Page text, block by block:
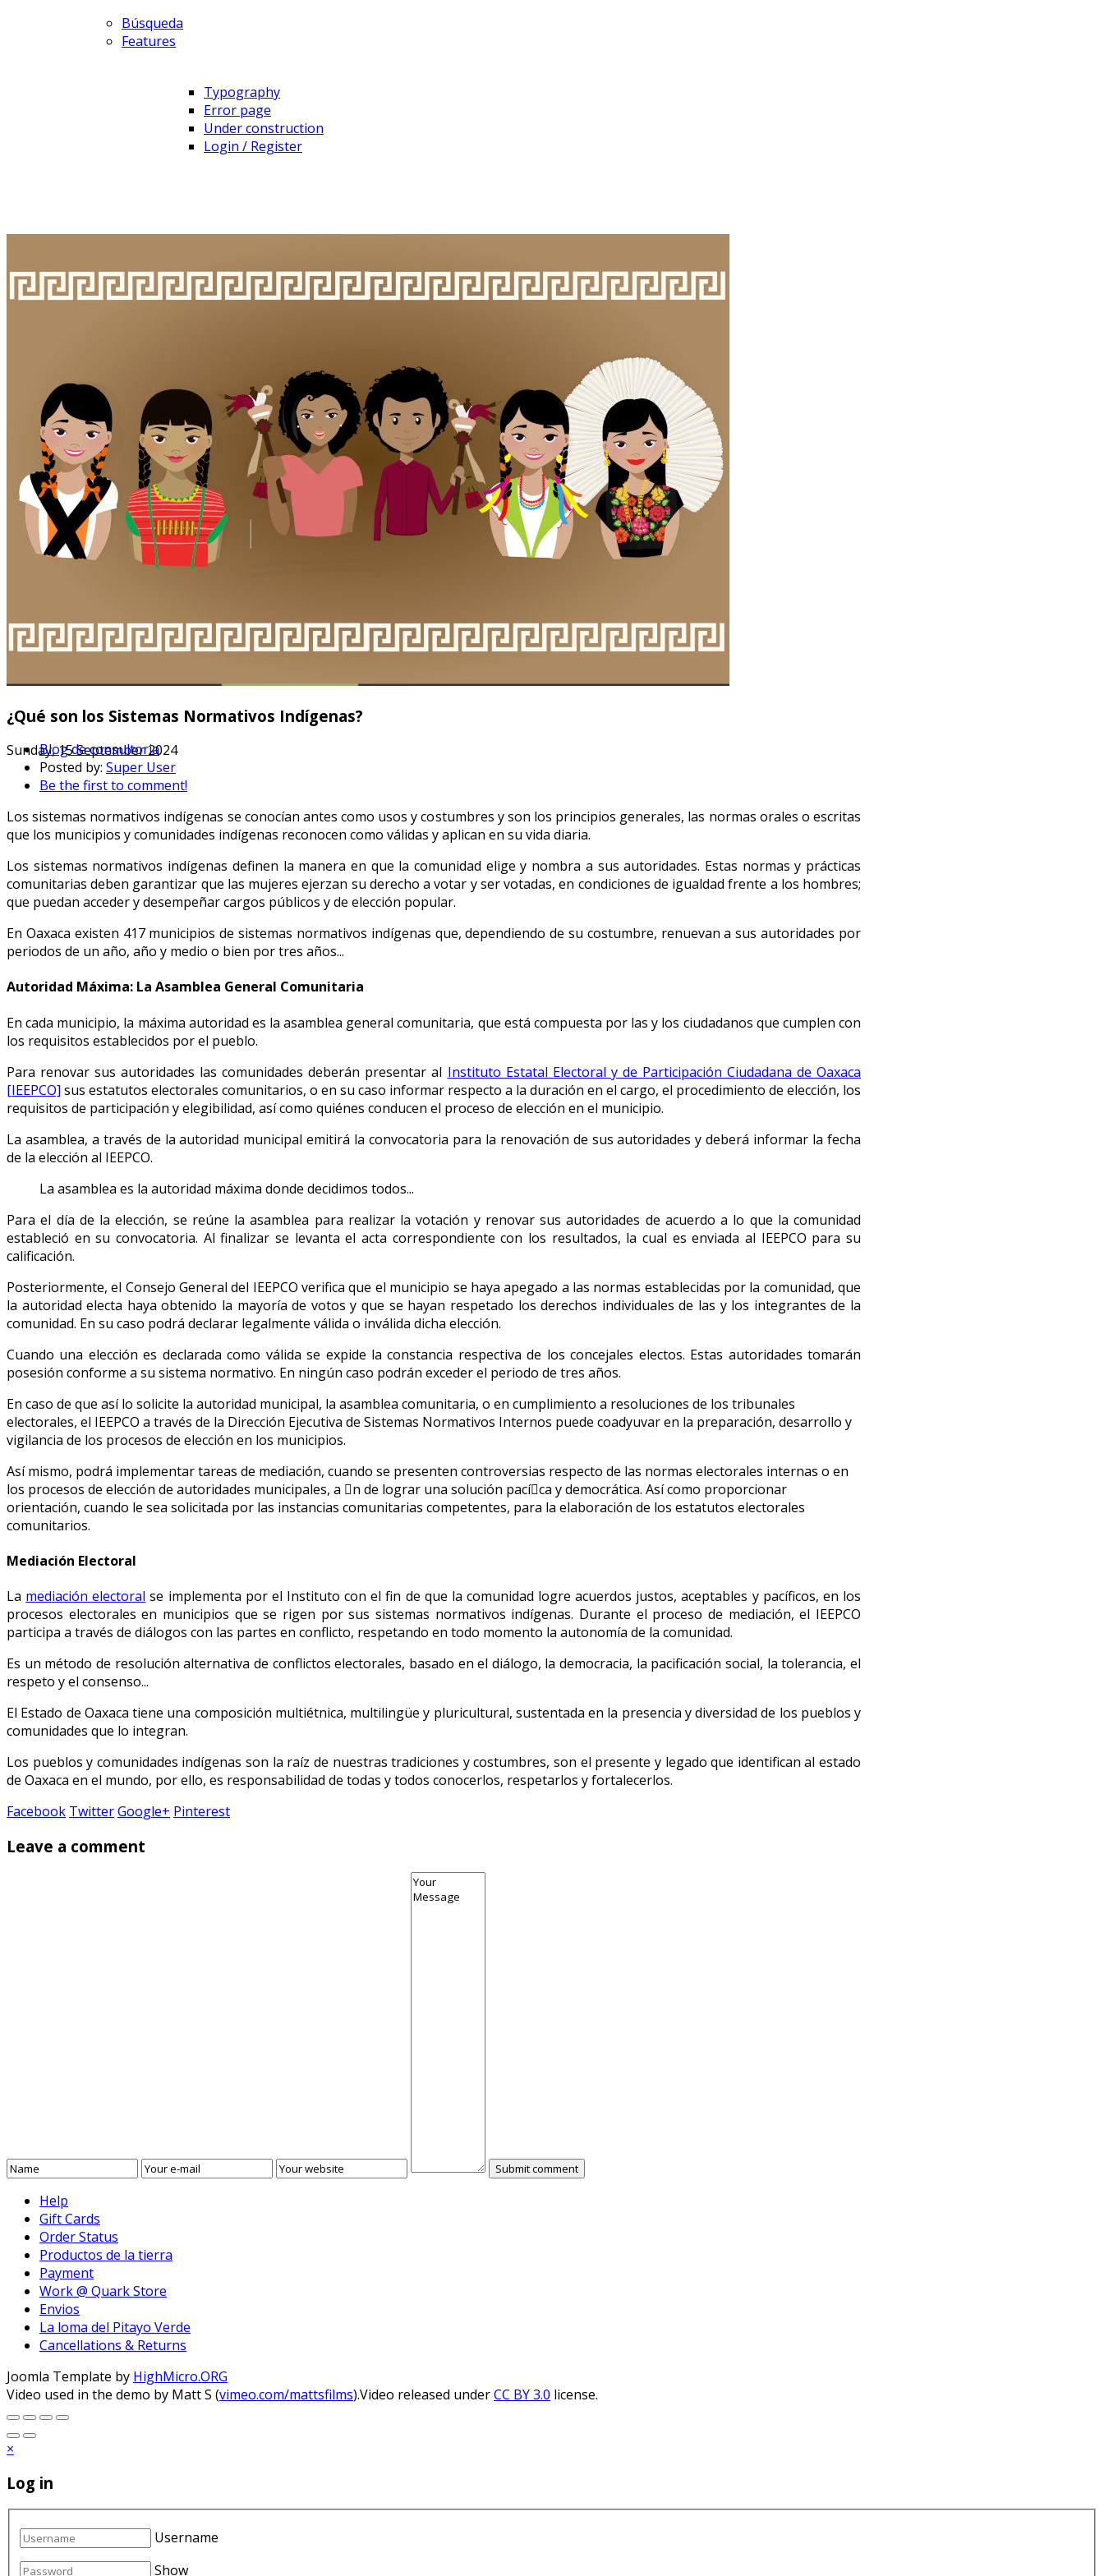
Búsqueda
Features
Typography
Error page
Under construction
Login / Register
¿Qué son los Sistemas Normativos Indígenas?
Sunday, 15 September 2024
Blog de consultoria
Posted by: Super User
Be the first to comment!
Los sistemas normativos indígenas se conocían antes como usos y costumbres y son los principios generales, las normas orales o escritas
que los municipios y comunidades indígenas reconocen como válidas y aplican en su vida diaria.
Los sistemas normativos indígenas definen la manera en que la comunidad elige y nombra a sus autoridades. Estas normas y prácticas
comunitarias deben garantizar que las mujeres ejerzan su derecho a votar y ser votadas, en condiciones de igualdad frente a los hombres;
que puedan acceder y desempeñar cargos públicos y de elección popular.
En Oaxaca existen 417 municipios de sistemas normativos indígenas que, dependiendo de su costumbre, renuevan a sus autoridades por
periodos de un año, año y medio o bien por tres años...
Autoridad Máxima: La Asamblea General Comunitaria
En cada municipio, la máxima autoridad es la asamblea general comunitaria, que está compuesta por las y los ciudadanos que cumplen con
los requisitos establecidos por el pueblo.
Para renovar sus autoridades las comunidades deberán presentar al Instituto Estatal Electoral y de Participación Ciudadana de Oaxaca
[IEEPCO] sus estatutos electorales comunitarios, o en su caso informar respecto a la duración en el cargo, el procedimiento de elección, los
requisitos de participación y elegibilidad, así como quiénes conducen el proceso de elección en el municipio.
La asamblea, a través de la autoridad municipal emitirá la convocatoria para la renovación de sus autoridades y deberá informar la fecha
de la elección al IEEPCO.
La asamblea es la autoridad máxima donde decidimos todos...
Para el día de la elección, se reúne la asamblea para realizar la votación y renovar sus autoridades de acuerdo a lo que la comunidad
estableció en su convocatoria. Al finalizar se levanta el acta correspondiente con los resultados, la cual es enviada al IEEPCO para su
calificación.
Posteriormente, el Consejo General del IEEPCO verifica que el municipio se haya apegado a las normas establecidas por la comunidad, que
la autoridad electa haya obtenido la mayoría de votos y que se hayan respetado los derechos individuales de las y los integrantes de la
comunidad. En su caso podrá declarar legalmente válida o inválida dicha elección.
Cuando una elección es declarada como válida se expide la constancia respectiva de los concejales electos. Estas autoridades tomarán
posesión conforme a su sistema normativo. En ningún caso podrán exceder el periodo de tres años.
En caso de que así lo solicite la autoridad municipal, la asamblea comunitaria, o en cumplimiento a resoluciones de los tribunales
electorales, el IEEPCO a través de la Dirección Ejecutiva de Sistemas Normativos Internos puede coadyuvar en la preparación, desarrollo y
vigilancia de los procesos de elección en los municipios.
Así mismo, podrá implementar tareas de mediación, cuando se presenten controversias respecto de las normas electorales internas o en
los procesos de elección de autoridades municipales, a n de lograr una solución pacíca y democrática. Así como proporcionar
orientación, cuando le sea solicitada por las instancias comunitarias competentes, para la elaboración de los estatutos electorales
comunitarios.
Mediación Electoral
La mediación electoral se implementa por el Instituto con el fin de que la comunidad logre acuerdos justos, aceptables y pacíficos, en los
procesos electorales en municipios que se rigen por sus sistemas normativos indígenas. Durante el proceso de mediación, el IEEPCO
participa a través de diálogos con las partes en conflicto, respetando en todo momento la autonomía de la comunidad.
Es un método de resolución alternativa de conflictos electorales, basado en el diálogo, la democracia, la pacificación social, la tolerancia, el
respeto y el consenso...
El Estado de Oaxaca tiene una composición multiétnica, multilingüe y pluricultural, sustentada en la presencia y diversidad de los pueblos y
comunidades que lo integran.
Los pueblos y comunidades indígenas son la raíz de nuestras tradiciones y costumbres, son el presente y legado que identifican al estado
de Oaxaca en el mundo, por ello, es responsabilidad de todas y todos conocerlos, respetarlos y fortalecerlos.
Facebook TwitterGoogle+ Pinterest
Leave a comment
Help
Gift Cards
Order Status
Productos de la tierra
Payment
Work @ Quark Store
Envios
La loma del Pitayo Verde
Cancellations & Returns
Joomla Template by HighMicro.ORG
Video used in the demo by Matt S (vimeo.com/mattsfilms).Video released underCC BY 3.0 license.
×
Log in
Username
Show